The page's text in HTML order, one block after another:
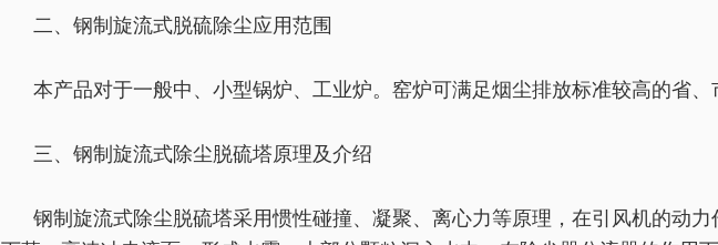
二、钢制旋流式脱硫除尘应用范围
本产品对于一般中、小型锅炉、工业炉。窑炉可满足烟尘排放标准较高的省、
三、钢制旋流式除尘脱硫塔原理及介绍
钢制旋流式除尘脱硫塔采用惯性碰撞、凝聚、离心力等原理，在引风机的动